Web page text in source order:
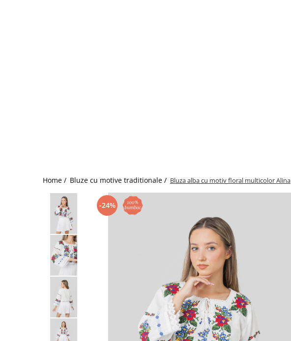
Home / Bluze cu motive traditionale / Bluza alba cu motiv floral multicolor Alina
-24%